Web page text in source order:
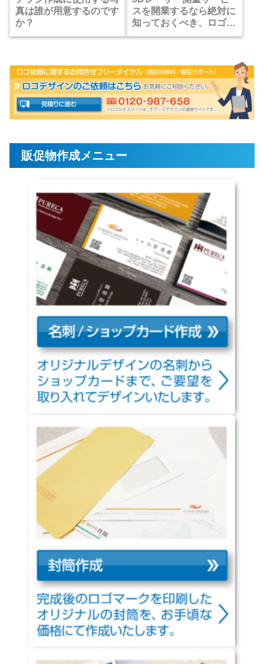
真は誰が用意するのです
か？
スを開業するなら絶対に
知っておくべき、ロゴと
販促物のワンストップ印
販促物作成メニュー